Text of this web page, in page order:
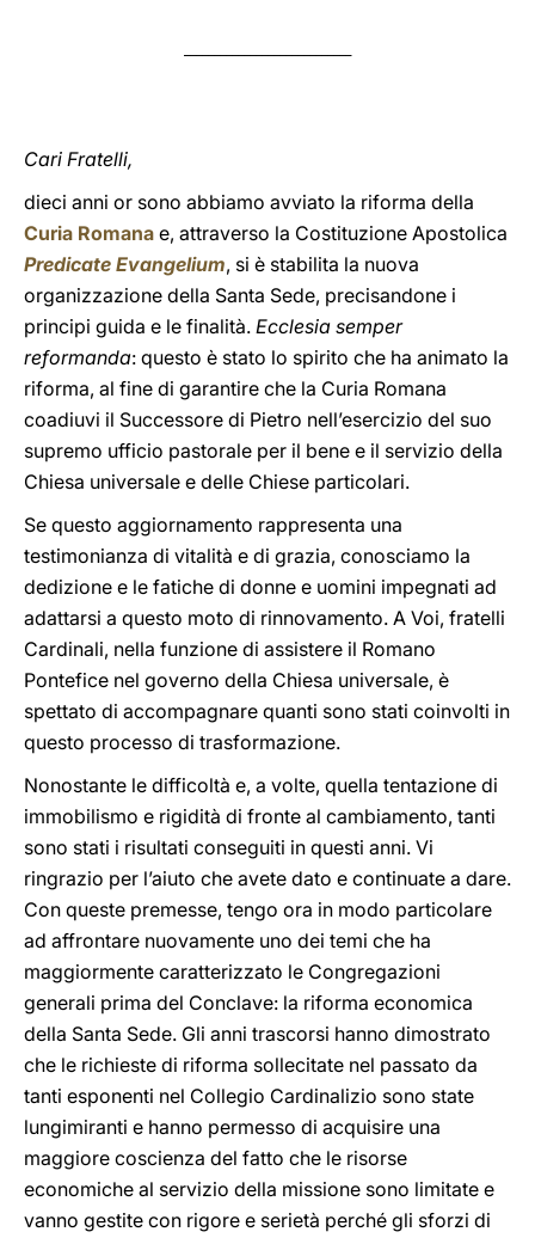
Cari Fratelli,
dieci anni or sono abbiamo avviato la riforma della
Curia Romana e, attraverso la Costituzione Apostolica
Predicate Evangelium, si è stabilita la nuova
organizzazione della Santa Sede, precisandone i
principi guida e le finalità. Ecclesia semper
reformanda: questo è stato lo spirito che ha animato la
riforma, al fine di garantire che la Curia Romana
coadiuvi il Successore di Pietro nell’esercizio del suo
supremo ufficio pastorale per il bene e il servizio della
Chiesa universale e delle Chiese particolari.
Se questo aggiornamento rappresenta una
testimonianza di vitalità e di grazia, conosciamo la
dedizione e le fatiche di donne e uomini impegnati ad
adattarsi a questo moto di rinnovamento. A Voi, fratelli
Cardinali, nella funzione di assistere il Romano
Pontefice nel governo della Chiesa universale, è
spettato di accompagnare quanti sono stati coinvolti in
questo processo di trasformazione.
Nonostante le difficoltà e, a volte, quella tentazione di
immobilismo e rigidità di fronte al cambiamento, tanti
sono stati i risultati conseguiti in questi anni. Vi
ringrazio per l’aiuto che avete dato e continuate a dare.
Con queste premesse, tengo ora in modo particolare
ad affrontare nuovamente uno dei temi che ha
maggiormente caratterizzato le Congregazioni
generali prima del Conclave: la riforma economica
della Santa Sede. Gli anni trascorsi hanno dimostrato
che le richieste di riforma sollecitate nel passato da
tanti esponenti nel Collegio Cardinalizio sono state
lungimiranti e hanno permesso di acquisire una
maggiore coscienza del fatto che le risorse
economiche al servizio della missione sono limitate e
vanno gestite con rigore e serietà perché gli sforzi di